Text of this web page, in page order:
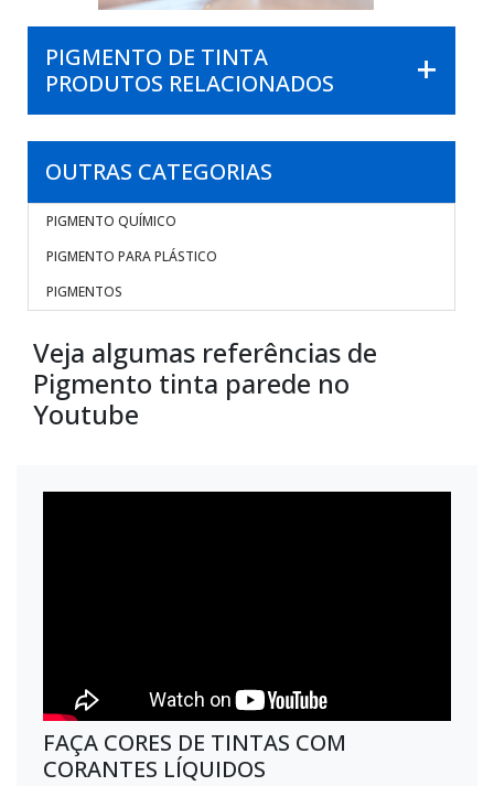
PIGMENTO DE TINTA
PRODUTOS RELACIONADOS
OUTRAS CATEGORIAS
PIGMENTO QUÍMICO
PIGMENTO PARA PLÁSTICO
PIGMENTOS
Veja algumas referências de
Pigmento tinta parede no
Youtube
FAÇA CORES DE TINTAS COM
CORANTES LÍQUIDOS